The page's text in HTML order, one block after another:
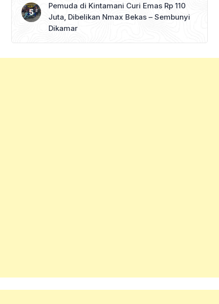
Pemuda di Kintamani Curi Emas Rp 110
Juta, Dibelikan Nmax Bekas – Sembunyi
Dikamar